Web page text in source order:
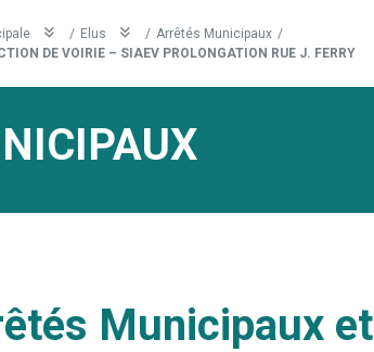
/ Elus / Arrêtés Municipaux /
DE VOIRIE – SIAEV PROLONGATION RUE J. FERRY
Municipaux